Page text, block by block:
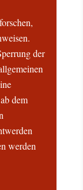
der
dem
werden